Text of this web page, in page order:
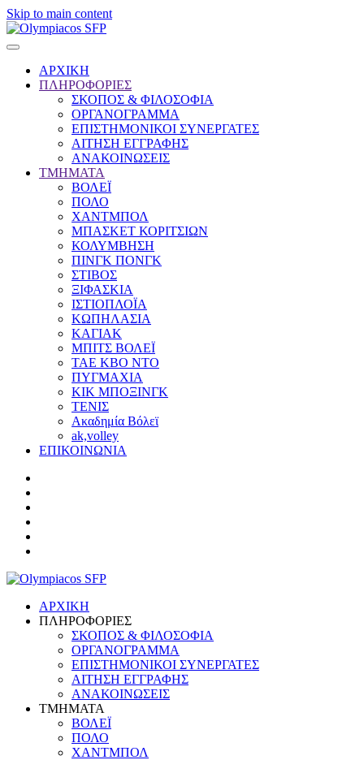
Skip to main content
ΑΡΧΙΚΗ
ΠΛΗΡΟΦΟΡΙΕΣ
ΣΚΟΠΟΣ & ΦΙΛΟΣΟΦΙΑ
ΟΡΓΑΝΟΓΡΑΜΜΑ
ΕΠΙΣΤΗΜΟΝΙΚΟΙ ΣΥΝΕΡΓΑΤΕΣ
ΑΙΤΗΣΗ ΕΓΓΡΑΦΗΣ
ΑΝΑΚΟΙΝΩΣΕΙΣ
ΤΜΗΜΑΤΑ
ΒΟΛΕΪ
ΠΟΛΟ
ΧΑΝΤΜΠΟΛ
ΜΠΑΣΚΕΤ ΚΟΡΙΤΣΙΩΝ
ΚΟΛΥΜΒΗΣΗ
ΠΙΝΓΚ ΠΟΝΓΚ
ΣΤΙΒΟΣ
ΞΙΦΑΣΚΙΑ
ΙΣΤΙΟΠΛΟΪΑ
ΚΩΠΗΛΑΣΙΑ
ΚΑΓΙΑΚ
ΜΠΙΤΣ ΒΟΛΕΪ
ΤΑΕ ΚΒΟ ΝΤΟ
ΠΥΓΜΑΧΙΑ
ΚΙΚ ΜΠΟΞΙΝΓΚ
ΤΕΝΙΣ
Ακαδημία Βόλεϊ
ak,volley
ΕΠΙΚΟΙΝΩΝΙΑ
ΑΡΧΙΚΗ
ΠΛΗΡΟΦΟΡΙΕΣ
ΣΚΟΠΟΣ & ΦΙΛΟΣΟΦΙΑ
ΟΡΓΑΝΟΓΡΑΜΜΑ
ΕΠΙΣΤΗΜΟΝΙΚΟΙ ΣΥΝΕΡΓΑΤΕΣ
ΑΙΤΗΣΗ ΕΓΓΡΑΦΗΣ
ΑΝΑΚΟΙΝΩΣΕΙΣ
ΤΜΗΜΑΤΑ
ΒΟΛΕΪ
ΠΟΛΟ
ΧΑΝΤΜΠΟΛ